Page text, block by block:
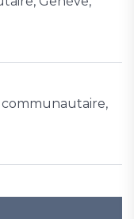
communautaire,